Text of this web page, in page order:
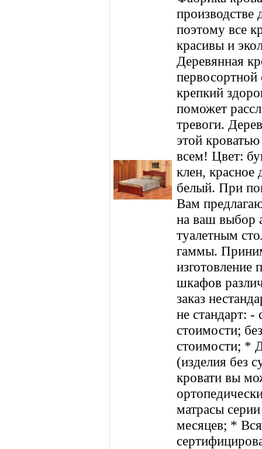
производстве
поэтому все
красивы и
Деревянная
первосортной
крепкий
поможет
тревоги.
этой
всем! Цвет:
клен, красное
белый. При
Вам
на ваш выбор
туалетным
гаммы.
изготовление
шкафов
заказ
не стандарт: -
стоимости;
стоимости; *
(изделия без
кровати вы
матрасы
месяцев; *